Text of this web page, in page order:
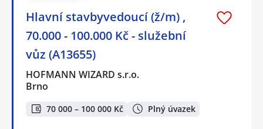
Hlavní stavbyvedoucí (ž/m) ,
70.000 - 100.000 Kč - služební
vůz (A13655)
HOFMANN WIZARD s.r.o.
Brno
70 000 – 100 000 Kč Plný úvazek